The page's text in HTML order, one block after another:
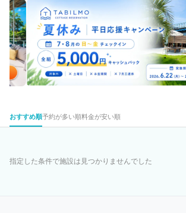
おすすめ順予約が多い順料金が安い順
指定した条件で施設は見つかりませんでした